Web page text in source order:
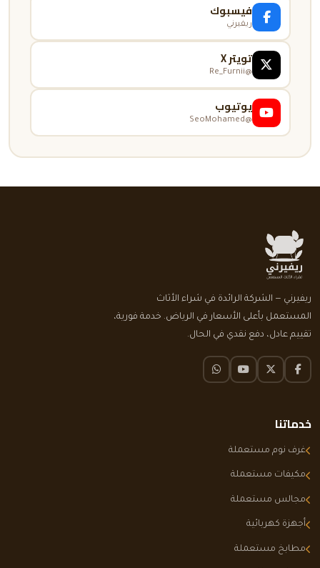
فيسبوك
ريفيرني
تويتر X
@Re_Furnii
يوتيوب
@SeoMohamed
ريفيرني — الشركة الرائدة في شراء الأثاث
المستعمل بأعلى الأسعار في الرياض. خدمة فورية،
تقييم عادل، دفع نقدي في الحال.
فيسبوكتويتر X يوتيوبواتساب
خدماتنا
غرف نوم مستعملة
مكيفات مستعملة
مجالس مستعملة
أجهزة كهربائية
مطابخ مستعملة